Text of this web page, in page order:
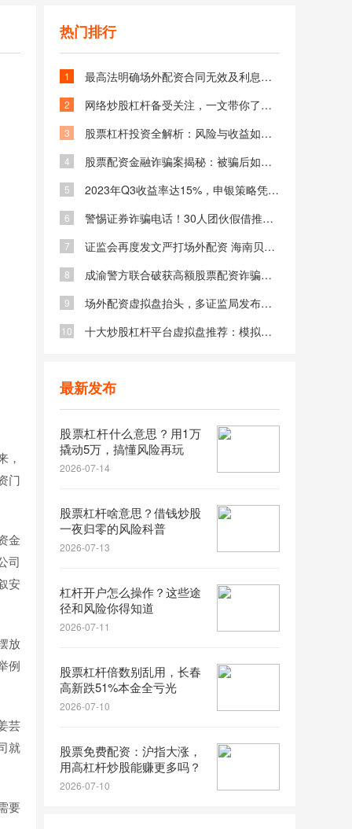
，
门
金
司
安
放
例
芸
就
要
热门排行
1 最高法明确场外配资合同无效及利息返还，借钱炒股风险大
2 网络炒股杠杆备受关注，一文带你了解其知识与风险
3 股票杠杆投资全解析：风险与收益如何平衡？杠杆炒股必知技巧
4 股票配资金融诈骗案揭秘：被骗后如何追回资金及防范场外配资风险
5 2023年Q3收益率达15%，申银策略凭资金保障等成金融市场关注焦点
6 警惕证券诈骗电话！30人团伙假借推荐牛股骗取300万被判刑
7 证监会再度发文严打场外配资 海南贝格富跑路事件引发关注
8 成渝警方联合破获高额股票配资诈骗案 专业老师指导炒股实为骗局
9 场外配资虚拟盘抬头，多证监局发布风险警示及黑名单
10 十大炒股杠杆平台虚拟盘推荐：模拟实战提升投资技巧与策略
最新发布
股票杠杆什么意思？用1万
撬动5万，搞懂风险再玩
2026-07-14
股票杠杆啥意思？借钱炒股
一夜归零的风险科普
2026-07-13
杠杆开户怎么操作？这些途
径和风险你得知道
2026-07-11
股票杠杆倍数别乱用，长春
高新跌51%本金全亏光
2026-07-10
股票免费配资：沪指大涨，
用高杠杆炒股能赚更多吗？
2026-07-10